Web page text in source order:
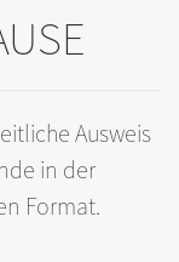
Ausweis
in der
Format.